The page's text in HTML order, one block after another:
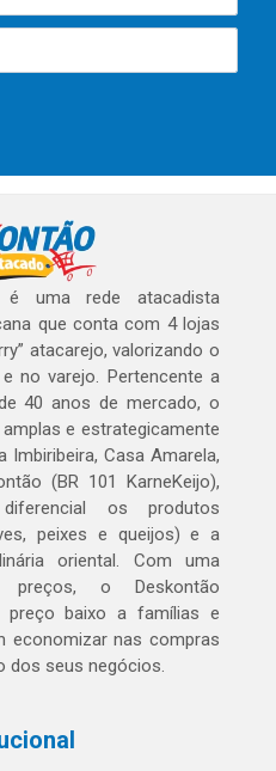
é uma rede atacadista
que conta com 4 lojas
atacarejo, valorizando o
no varejo. Pertencente a
40 anos de mercado, o
e estrategicamente
Casa Amarela,
(BR 101 KarneKeijo),
os produtos
peixes e queijos) e a
oriental. Com uma
preços, o Deskontão
preço baixo a famílias e
economizar nas compras
dos seus negócios.